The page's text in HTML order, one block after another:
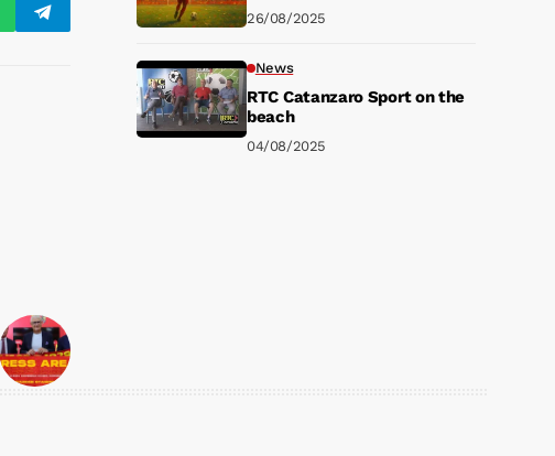
26/08/2025
News
RTC Catanzaro Sport on the
beach
04/08/2025